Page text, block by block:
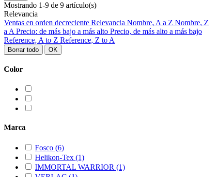
Mostrando 1-9 de 9 artículo(s)
Relevancia
Ventas en orden decreciente Relevancia Nombre, A a Z Nombre, Z
a A Precio: de más bajo a más alto Precio, de más alto a más bajo
Reference, A to Z Reference, Z to A
Borrar todo OK
Color
Marca
Fosco (6)
Helikon-Tex (1)
IMMORTAL WARRIOR (1)